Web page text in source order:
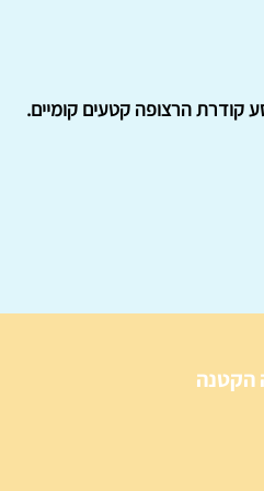
קודרת הרצופה קטעים קומיים.
הקטנה